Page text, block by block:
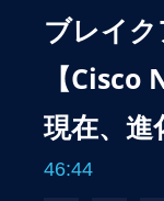
ブレイ
【
現在、進
46:44